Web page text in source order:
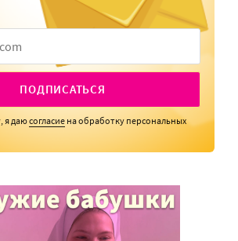
ПОДПИСАТЬСЯ
я даюсогласие на обработку персональных